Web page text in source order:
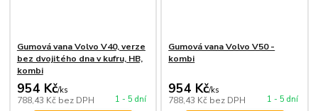
Gumová vana Volvo V40, verze
bez dvojitého dna v kufru, HB,
kombi
954 Kč/ks
788,43 Kč bez DPH 1 - 5 dní
Gumová vana Volvo V50 -
kombi
954 Kč/ks
788,43 Kč bez DPH 1 - 5 dní